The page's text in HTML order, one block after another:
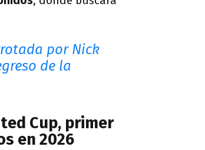
por Nick
de la
Cup, primer
en 2026